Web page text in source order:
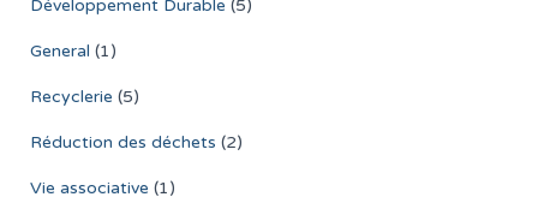
Développement Durable (5)
General (1)
Recyclerie (5)
Réduction des déchets (2)
Vie associative (1)